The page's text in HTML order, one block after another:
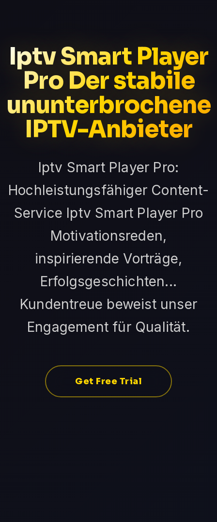
Iptv Smart Player
Pro Der stabile
ununterbrochene
IPTV-Anbieter
Iptv Smart Player Pro:
Hochleistungsfähiger Content-
Service Iptv Smart Player Pro
Motivationsreden,
inspirierende Vorträge,
Erfolgsgeschichten...
Kundentreue beweist unser
Engagement für Qualität.
Get Free Trial